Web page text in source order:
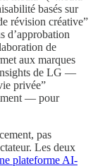
basés sur
révision créative”
d’approbation
de
aux marques
de LG —
privée”
— pour
pas
Les deux
plateforme AI-